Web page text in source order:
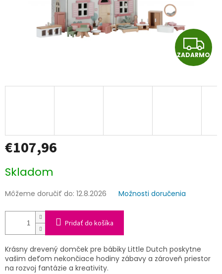
Z
A
D
ZADARMO
€107,96
cena:
Skladom
Môžeme doručiť do: 12.8.2026 Možnosti doručenia
Pridať do košíka
Krásny drevený domček pre bábiky Little Dutch poskytne
vašim deťom nekončiace hodiny zábavy a zároveň priestor
na rozvoj fantázie a kreativity.